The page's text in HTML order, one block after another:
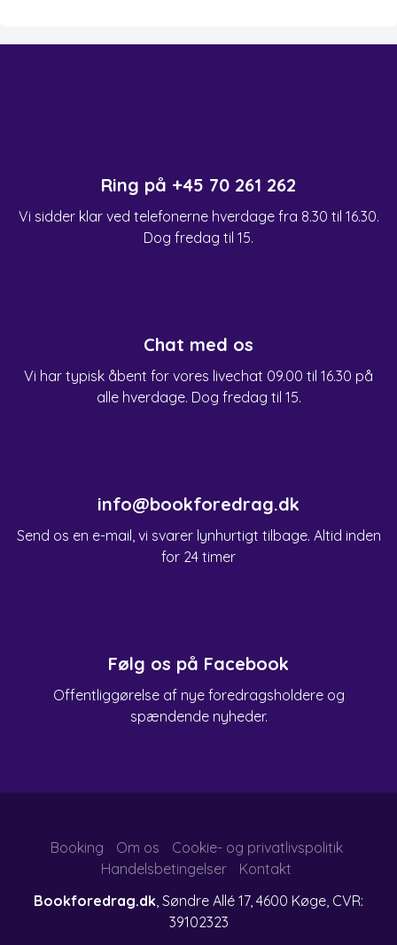
Ring på +45 70 261 262
Vi sidder klar ved telefonerne hverdage fra 8.30 til 16.30.
Dog fredag til 15.
Chat med os
Vi har typisk åbent for vores livechat 09.00 til 16.30 på
alle hverdage. Dog fredag til 15.
info@bookforedrag.dk
Send os en e-mail, vi svarer lynhurtigt tilbage. Altid inden
for 24 timer
Følg os på Facebook
Offentliggørelse af nye foredragsholdere og
spændende nyheder.
Booking Om os
Cookie- og privatlivspolitik
Handelsbetingelser
Kontakt
Bookforedrag.dk, Søndre Allé 17, 4600 Køge, CVR:
39102323